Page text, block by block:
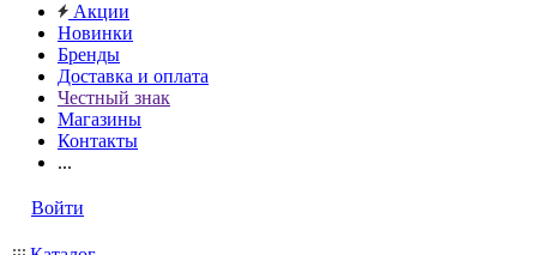
Акции
Новинки
Бренды
Доставка и оплата
Честный знак
Магазины
Контакты
...
Войти